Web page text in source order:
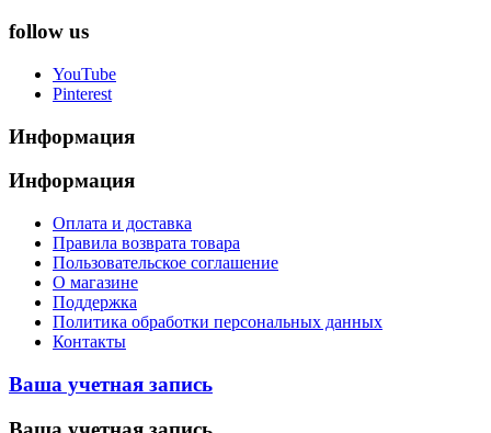
follow us
YouTube
Pinterest
Информация
Информация
Оплата и доставка
Правила возврата товара
Пользовательское соглашение
О магазине
Поддержка
Политика обработки персональных данных
Контакты
Ваша учетная запись